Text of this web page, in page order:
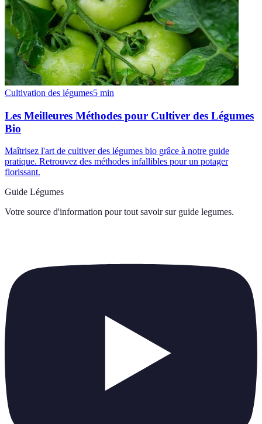
Cultivation des légumes5 min
Les Meilleures Méthodes pour Cultiver des Légumes
Bio
Maîtrisez l'art de cultiver des légumes bio grâce à notre guide
pratique. Retrouvez des méthodes infallibles pour un potager
florissant.
Guide Légumes
Votre source d'information pour tout savoir sur guide legumes.